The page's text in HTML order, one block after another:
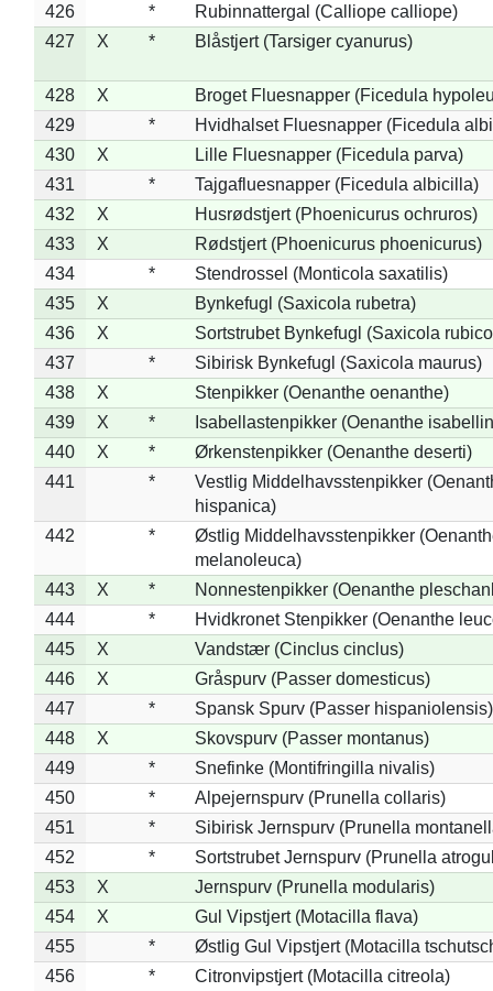
426
*
Rubinnattergal (Calliope calliope)
427
X * Blåstjert (Tarsiger cyanurus)
428 X
Broget Fluesnapper (Ficedula
429
*
Hvidhalset Fluesnapper (Ficedula
430
X
Lille Fluesnapper (Ficedula parva)
431
*
Tajgafluesnapper (Ficedula albicilla)
432
X
Husrødstjert (Phoenicurus ochruros)
433
X
Rødstjert (Phoenicurus phoenicurus)
434
*
Stendrossel (Monticola saxatilis)
435
X
Bynkefugl (Saxicola rubetra)
436
X
Sortstrubet Bynkefugl (Saxicola
437
*
Sibirisk Bynkefugl (Saxicola maurus)
438
X
Stenpikker (Oenanthe oenanthe)
439
X *
Isabellastenpikker (Oenanthe
440
X *
Ørkenstenpikker (Oenanthe deserti)
441
*
Vestlig Middelhavsstenpikker
hispanica)
442
*
Østlig Middelhavsstenpikker
melanoleuca)
443
X *
Nonnestenpikker (Oenanthe
444
*
Hvidkronet Stenpikker (Oenanthe
445
X
Vandstær (Cinclus cinclus)
446
X
Gråspurv (Passer domesticus)
447
*
Spansk Spurv (Passer hispaniolensis)
448
X
Skovspurv (Passer montanus)
449
*
Snefinke (Montifringilla nivalis)
450
*
Alpejernspurv (Prunella collaris)
451
*
Sibirisk Jernspurv (Prunella
452
*
Sortstrubet Jernspurv (Prunella
453
X
Jernspurv (Prunella modularis)
454
X
Gul Vipstjert (Motacilla flava)
455
*
Østlig Gul Vipstjert (Motacilla
456
*
Citronvipstjert (Motacilla citreola)